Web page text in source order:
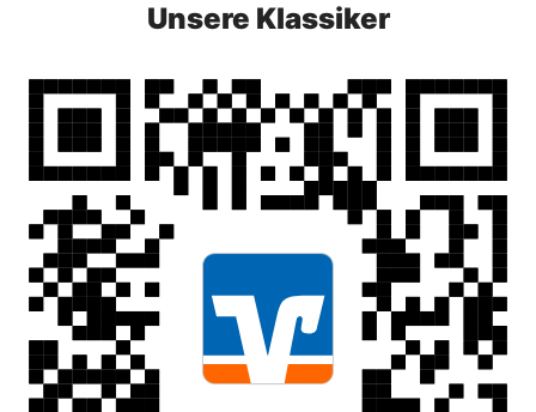
Unsere Klassiker